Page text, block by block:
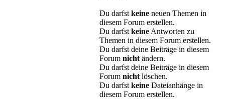
Du darfst keine neuen Themen in
diesem Forum erstellen.
Du darfst keine Antworten zu
Themen in diesem Forum erstellen.
Du darfst deine Beiträge in diesem
Forum nicht ändern.
Du darfst deine Beiträge in diesem
Forum nicht löschen.
Du darfst keine Dateianhänge in
diesem Forum erstellen.